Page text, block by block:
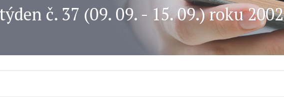
č. 37 (09. 09. - 15. 09.) roku 2002